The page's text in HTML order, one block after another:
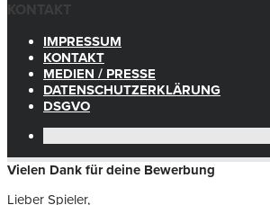
KONTAKT
IMPRESSUM
KONTAKT
MEDIEN / PRESSE
DATENSCHUTZERKLÄRUNG
DSGVO
Vielen Dank für deine Bewerbung
Lieber Spieler,